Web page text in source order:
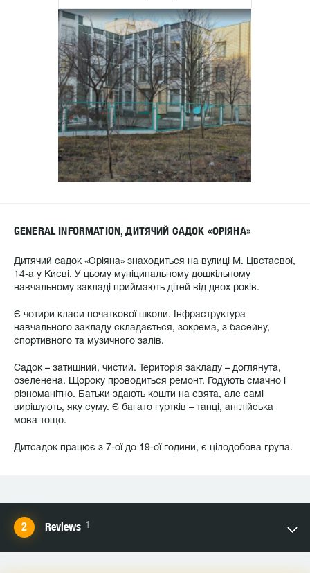
GENERAL INFORMATION, ДИТЯЧИЙ САДОК «ОРІЯНА»
Дитячий садок «Оріяна» знаходиться на вулиці М. Цвєтаєвої,
14-а у Києві. У цьому муніципальному дошкільному
навчальному закладі приймають дітей від двох років.
Є чотири класи початкової школи. Інфраструктура
навчального закладу складається, зокрема, з басейну,
спортивного та музичного залів.
Садок – затишний, чистий. Територія закладу – доглянута,
озеленена. Щороку проводиться ремонт. Годують смачно і
різноманітно. Батьки здають кошти на свята, але самі
вирішують, яку суму. Є багато гуртків – танці, англійська
мова тощо.
Дитсадок працює з 7-ої до 19-ої години, є цілодобова група.
Reviews 1